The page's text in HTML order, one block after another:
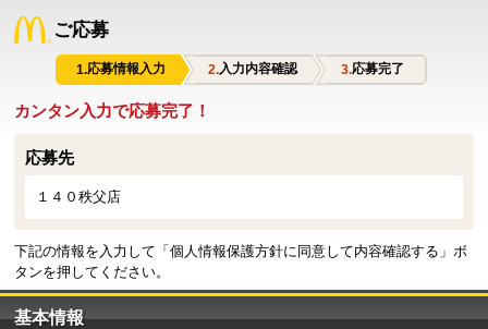
ご応募
応募情報入力 入力内容確認 応募完了
カンタン入力で応募完了！
応募先
１４０秩父店
下記の情報を入力して「個人情報保護方針に同意して内容確認する」ボ
タンを押してください。
基本情報